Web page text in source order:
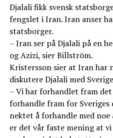
Djalali fikk svensk
fengslet i Iran. Iran anser
statsborger.
– Iran ser på Djalali på en
og Azizi, sier Billström.
Kristersson sier at Iran har
diskutere Djalali med
– Vi har forhandlet fram
forhandle fram for Sveriges
nektet å forhandle med
er det vår faste mening at